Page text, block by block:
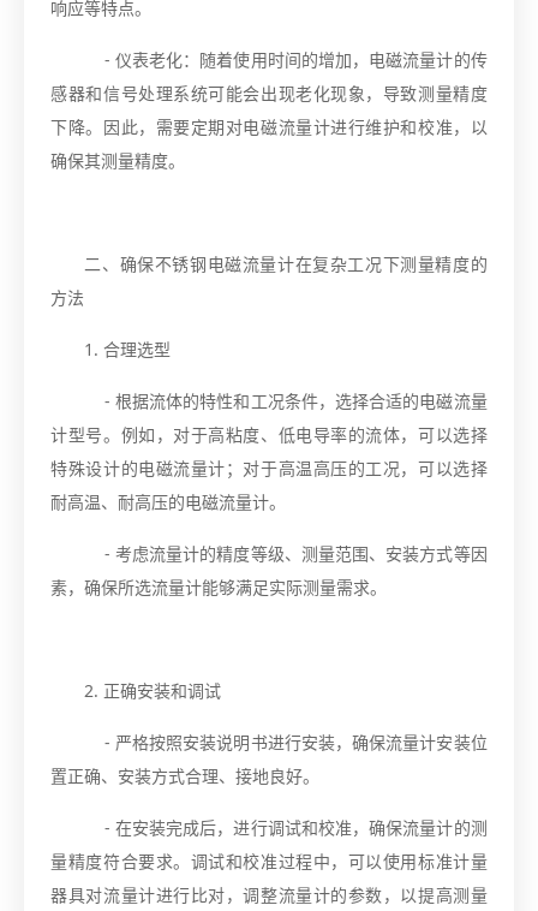
响应等特点。
- 仪表老化：随着使用时间的增加，电磁流量计的传
感器和信号处理系统可能会出现老化现象，导致测量精度
下降。因此，需要定期对电磁流量计进行维护和校准，以
确保其测量精度。
二、确保不锈钢电磁流量计在复杂工况下测量精度的
方法
1. 合理选型
- 根据流体的特性和工况条件，选择合适的电磁流量
计型号。例如，对于高粘度、低电导率的流体，可以选择
特殊设计的电磁流量计；对于高温高压的工况，可以选择
耐高温、耐高压的电磁流量计。
- 考虑流量计的精度等级、测量范围、安装方式等因
素，确保所选流量计能够满足实际测量需求。
2. 正确安装和调试
- 严格按照安装说明书进行安装，确保流量计安装位
置正确、安装方式合理、接地良好。
- 在安装完成后，进行调试和校准，确保流量计的测
量精度符合要求。调试和校准过程中，可以使用标准计量
器具对流量计进行比对，调整流量计的参数，以提高测量